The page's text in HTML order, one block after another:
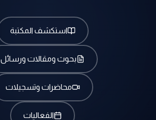
استكشف المكتبة
بحوث ومقالات ورسائل
محاضرات وتسجيلات
الفعاليات